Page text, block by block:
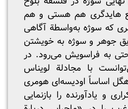
هایدگری هم هستی و هم
که سوژه به‌واسطة آگاهی
جوهر و سوژه به خویشتن
حتی به فراسویش می‌رود. در
با مجادلة لویناس
اساساً اودیسه‌ای هومری
و یادآورنده را بازنمایی